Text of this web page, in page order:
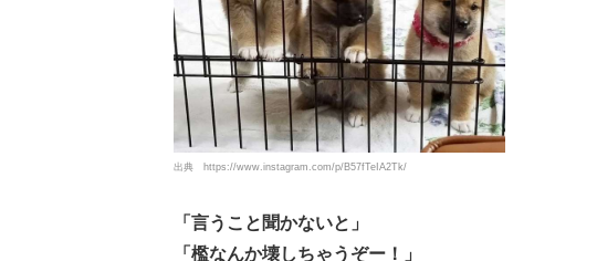
出典 https://www.instagram.com/p/B57fTeIA2Tk/
「言うこと聞かないと」
「檻なんか壊しちゃうぞー！」